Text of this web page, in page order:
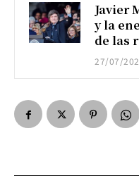
Javier
y la
de las
27/07/